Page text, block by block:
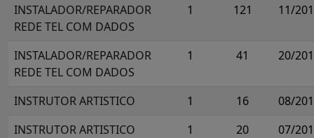
INSTALADOR/REPARADOR
REDE TEL COM DADOS
1 121 11/
INSTALADOR/REPARADOR
REDE TEL COM DADOS
1 41 20/
INSTRUTOR ARTISTICO 1 16
08/
INSTRUTOR ARTISTICO
1 20
07/